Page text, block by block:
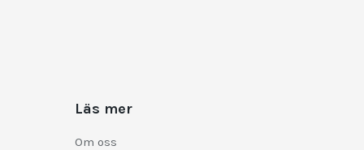
Läs mer
Om oss